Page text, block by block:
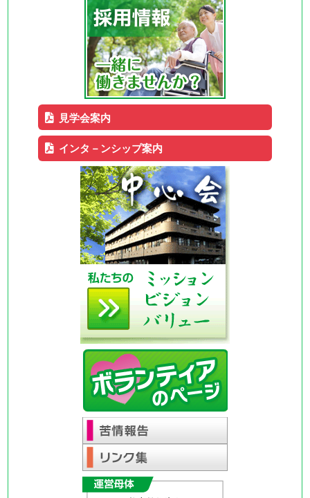
見学会案内
インタ－ンシップ案内